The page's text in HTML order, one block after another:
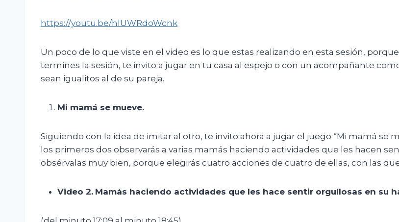
https://youtu.be/hlUWRdoWcnk
Un poco de lo que viste en el video es lo que estas realizando en esta sesión,
termines la sesión, te invito a jugar en tu casa al espejo o con un acompañante
sean igualitos al de su pareja.
Mi mamá se mueve.
Siguiendo con la idea de imitar al otro, te invito ahora a jugar el juego “Mi mamá se
los primeros dos observarás a varias mamás haciendo actividades que les hacen
obsérvalas muy bien, porque elegirás cuatro acciones de cuatro de ellas, con las
Video 2. Mamás haciendo actividades que les hace sentir orgullosas en su